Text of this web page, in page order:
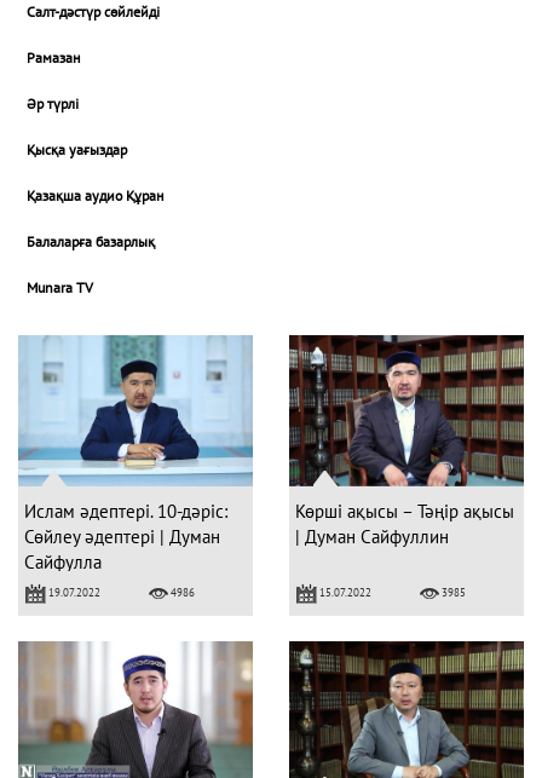
Салт-дәстүр сөйлейді
Рамазан
Әр түрлі
Қысқа уағыздар
Қазақша аудио Құран
Балаларға базарлық
Munara TV
Ислам әдептері. 10-дәріс:
Сөйлеу әдептері | Думан
Сайфулла
19.07.2022 4986
Көрші ақысы – Тәңір ақысы
| Думан Сайфуллин
15.07.2022 3985